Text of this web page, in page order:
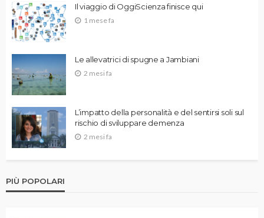
Il viaggio di OggiScienza finisce qui
1 mese fa
Le allevatrici di spugne a Jambiani
2 mesi fa
L’impatto della personalità e del sentirsi soli sul
rischio di sviluppare demenza
2 mesi fa
PIÙ POPOLARI